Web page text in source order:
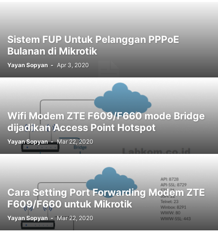
Sistem FUP Untuk Pelanggan PPPoE
Bulanan di Mikrotik
Yayan Sopyan - Apr 3, 2020
Wifi Modem ZTE F609/F660 mode Bridge
dijadikan Access Point Hotspot
Yayan Sopyan - Mar 22, 2020
Cara Setting Port Forwarding Modem ZTE
F609/F660 untuk Mikrotik
Yayan Sopyan - Mar 22, 2020